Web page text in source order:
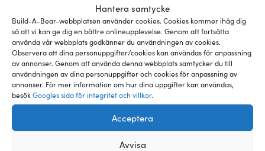
Hantera samtycke
Build-A-Bear-webbplatsen använder cookies. Cookies kommer ihåg dig
så att vi kan ge dig en bättre onlineupplevelse. Genom att fortsätta
använda vår webbplats godkänner du användningen av cookies.
Observera att dina personuppgifter/cookies kan användas för anpassning
av annonser. Genom att använda denna webbplats samtycker du till
användningen av dina personuppgifter och cookies för anpassning av
annonser. För mer information om hur dina uppgifter kan användas,
besök Googles sida för integritet och villkor.
Acceptera
Avvisa
bubbelgum doftskiva
89,00kr
Lägg till i varukorg
doftskiva
89,00kr
Lägg till i varukorg